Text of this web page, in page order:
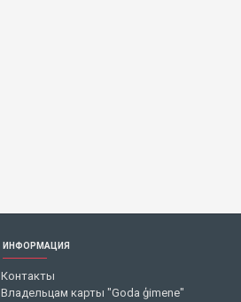
ИНФОРМАЦИЯ
Контакты
Владельцам карты "Goda ģimene"